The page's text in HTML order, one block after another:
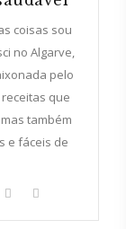
coisas sou
no Algarve,
pelo
que
também
e fáceis de